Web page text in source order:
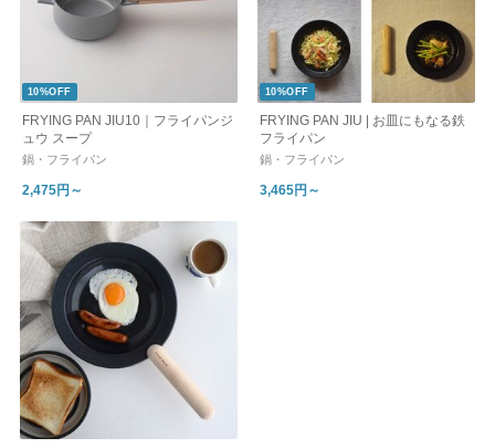
10%OFF
FRYING PAN JIU10｜フライパンジ
ュウ スープ
鍋・フライパン
2,475円～
10%OFF
FRYING PAN JIU | お皿にもなる鉄
フライパン
鍋・フライパン
3,465円～